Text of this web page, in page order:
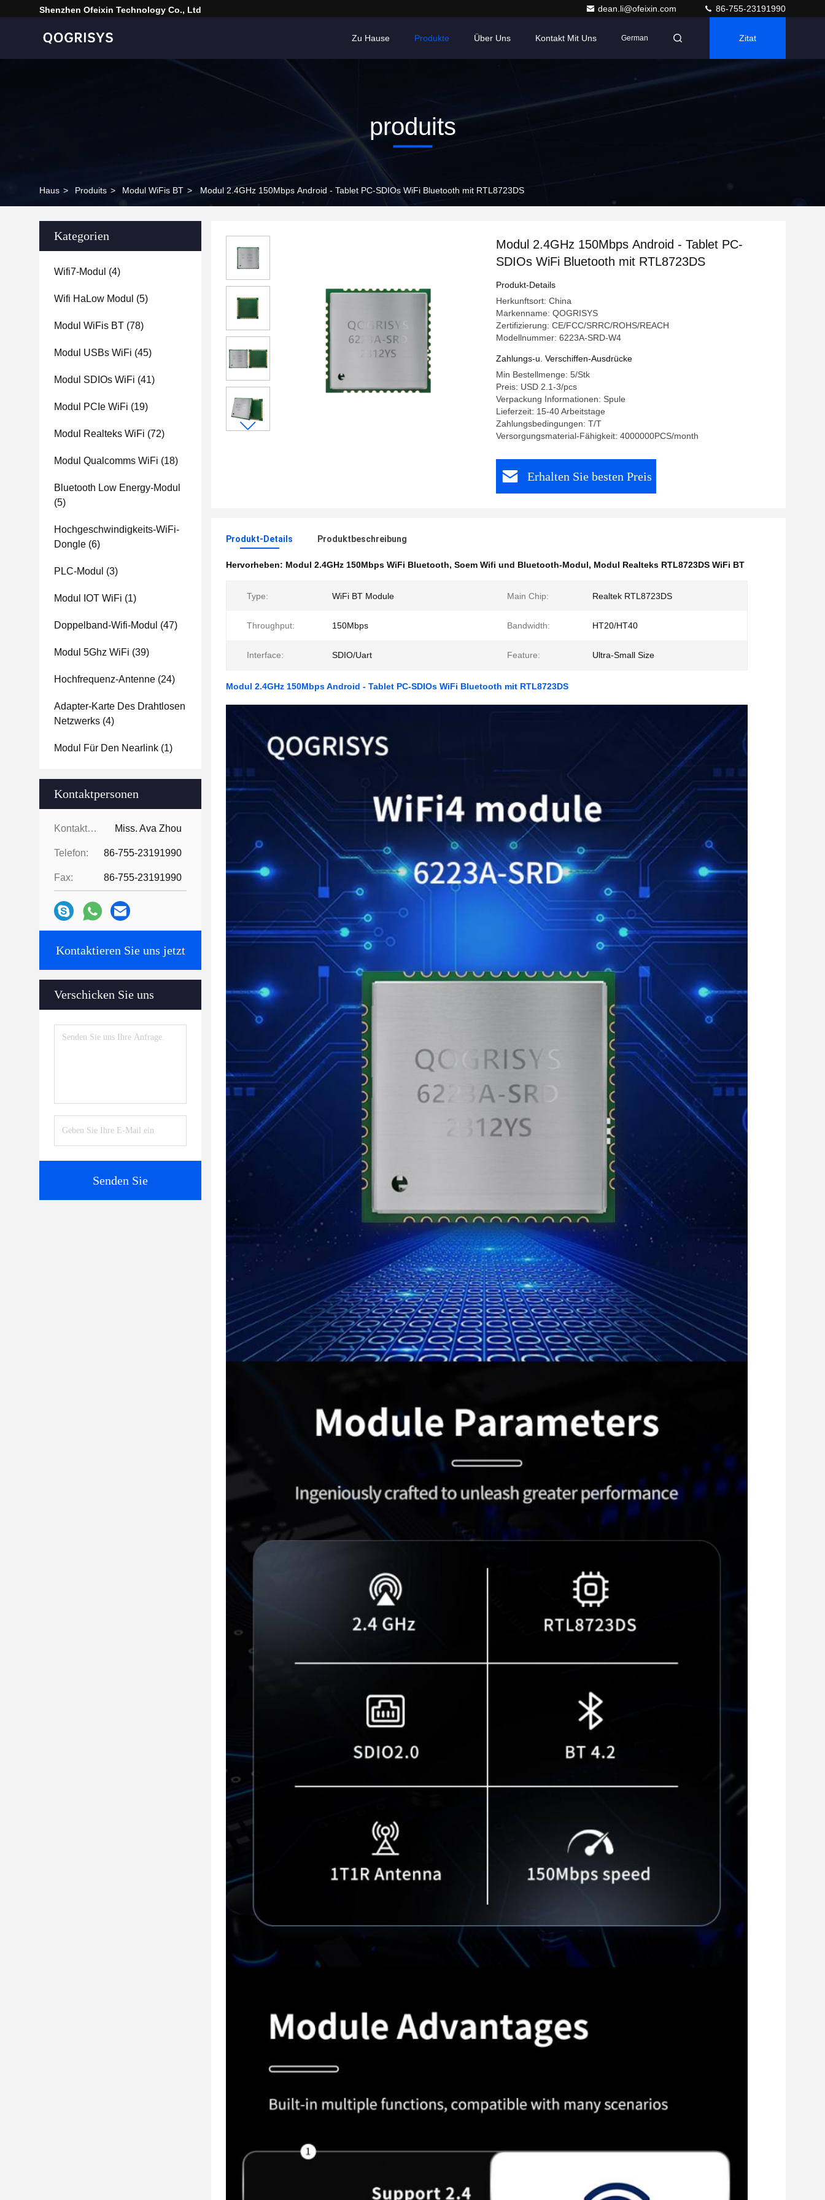
Shenzhen Ofeixin Technology Co., Ltd dean.li@ofeixin.com 86-755-23191990
Zu Hause Produkte Über Uns Kontakt Mit Uns German Zitat
produits
Haus > Produits > Modul WiFis BT > Modul 2.4GHz 150Mbps Android - Tablet PC-SDIOs WiFi Bluetooth mit RTL8723DS
Kategorien
Wifi7-Modul (4)
Wifi HaLow Modul (5)
Modul WiFis BT (78)
Modul USBs WiFi (45)
Modul SDIOs WiFi (41)
Modul PCIe WiFi (19)
Modul Realteks WiFi (72)
Modul Qualcomms WiFi (18)
Bluetooth Low Energy-Modul
(5)
Hochgeschwindigkeits-WiFi-
Dongle (6)
PLC-Modul (3)
Modul IOT WiFi (1)
Doppelband-Wifi-Modul (47)
Modul 5Ghz WiFi (39)
Hochfrequenz-Antenne (24)
Adapter-Karte Des Drahtlosen
Netzwerks (4)
Modul Für Den Nearlink (1)
Kontaktpersonen
Kontaktpersonen: Miss. Ava Zhou
Telefon: 86-755-23191990
Fax: 86-755-23191990
Kontaktieren Sie uns jetzt
Verschicken Sie uns
Senden Sie
Modul 2.4GHz 150Mbps Android - Tablet PC-
SDIOs WiFi Bluetooth mit RTL8723DS
Produkt-Details
Herkunftsort: China
Markenname: QOGRISYS
Zertifizierung: CE/FCC/SRRC/ROHS/REACH
Modellnummer: 6223A-SRD-W4
Zahlungs-u. Verschiffen-Ausdrücke
Min Bestellmenge: 5/Stk
Preis: USD 2.1-3/pcs
Verpackung Informationen: Spule
Lieferzeit: 15-40 Arbeitstage
Zahlungsbedingungen: T/T
Versorgungsmaterial-Fähigkeit: 4000000PCS/month
Erhalten Sie besten Preis
Produkt-Details Produktbeschreibung
Hervorheben: Modul 2.4GHz 150Mbps WiFi Bluetooth, Soem Wifi und Bluetooth-Modul, Modul Realteks RTL8723DS WiFi BT
Type: WiFi BT Module Main Chip: Realtek RTL8723DS
Throughput: 150Mbps Bandwidth: HT20/HT40
Interface: SDIO/Uart Feature: Ultra-Small Size
Modul 2.4GHz 150Mbps Android - Tablet PC-SDIOs WiFi Bluetooth mit RTL8723DS